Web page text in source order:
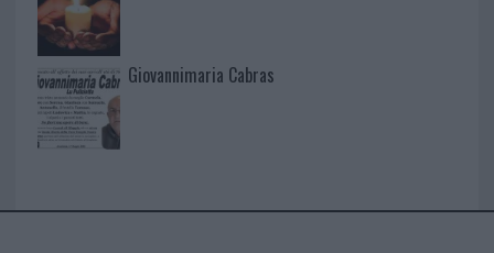
Giovannimaria Cabras